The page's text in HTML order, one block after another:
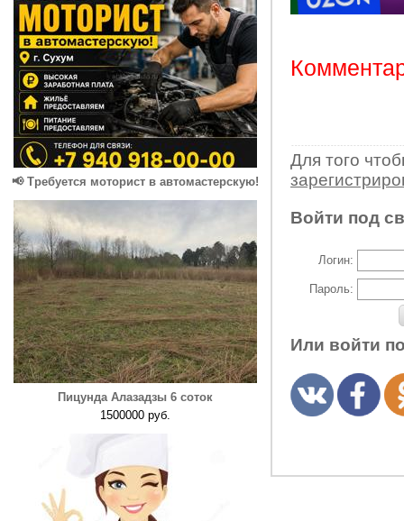
📢 Требуется моторист в автомастерскую!
Пицунда Алазадзы 6 соток
1500000 руб.
Для того
Войти под
Логин:
Пароль:
Или войти